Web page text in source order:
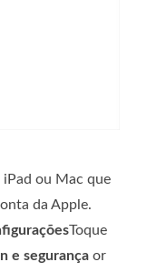
ou Mac que
da Apple.
Toque
e segurança or